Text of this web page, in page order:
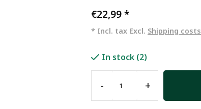
€22,99*
* Incl. tax Excl. Shipping costs
In stock (2)
- +